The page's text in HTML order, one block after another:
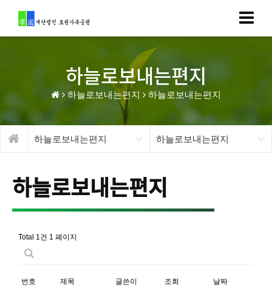
하늘로보내는편지
하늘로보내는편지 하늘로보내는편지
하늘로보내는편지 하늘로보내는편지
하늘로보내는편지
Total 1건 1 페이지
번호 제목 글쓴이 조회 날짜